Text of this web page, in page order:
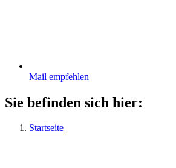
Mail empfehlen
Sie befinden sich hier:
Startseite